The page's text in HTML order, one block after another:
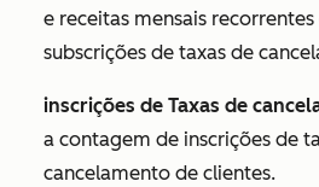
e receitas mensais
subscrições de taxas de
inscrições de Taxas de
a contagem de inscrições de
cancelamento de clientes.